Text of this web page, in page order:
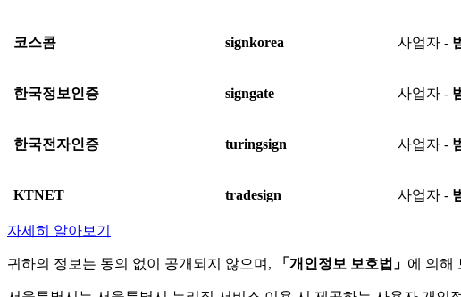
코스콤 signkorea 사업자 -
한국정보인증 signgate 사업자 -
한국전자인증 turingsign 사업자 -
KTNET tradesign 사업자 -
자세히 알아보기
귀하의 정보는 동의 없이 공개되지 않으며, 「개인정보 보호법」 에 의해